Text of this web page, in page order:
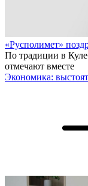
«Русполимет»
По традиции в
отмечают вместе
Экономика: